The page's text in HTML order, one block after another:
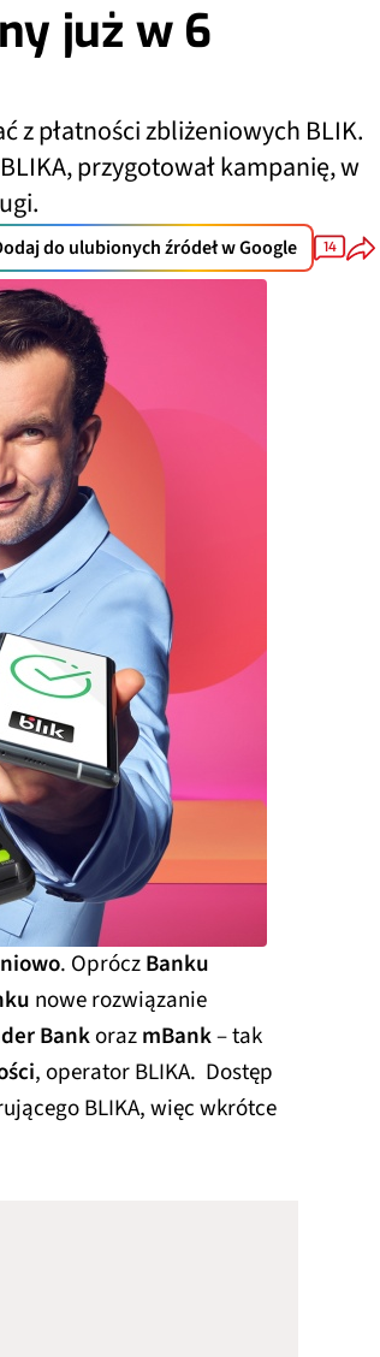
już w 6
z płatności zbliżeniowych BLIK.
przygotował kampanię, w
do ulubionych źródeł w Google 14
. OpróczBanku
nowe rozwiązanie
BankorazmBank– tak
, operator BLIKA. Dostęp
BLIKA, więc wkrótce